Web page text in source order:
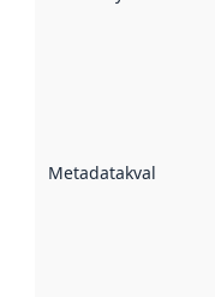
Metadatakvalitet